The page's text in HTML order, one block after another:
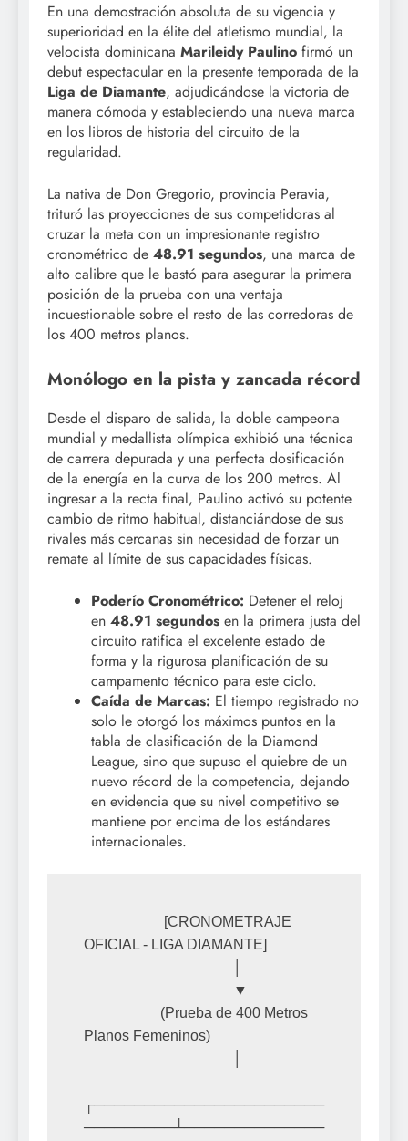
En una demostración absoluta de su vigencia y
superioridad en la élite del atletismo mundial, la
velocista dominicana Marileidy Paulino firmó un
debut espectacular en la presente temporada de la
Liga de Diamante, adjudicándose la victoria de
manera cómoda y estableciendo una nueva marca
en los libros de historia del circuito de la
regularidad.
La nativa de Don Gregorio, provincia Peravia,
trituró las proyecciones de sus competidoras al
cruzar la meta con un impresionante registro
cronométrico de 48.91 segundos, una marca de
alto calibre que le bastó para asegurar la primera
posición de la prueba con una ventaja
incuestionable sobre el resto de las corredoras de
los 400 metros planos.
Monólogo en la pista y zancada récord
Desde el disparo de salida, la doble campeona
mundial y medallista olímpica exhibió una técnica
de carrera depurada y una perfecta dosificación
de la energía en la curva de los 200 metros. Al
ingresar a la recta final, Paulino activó su potente
cambio de ritmo habitual, distanciándose de sus
rivales más cercanas sin necesidad de forzar un
remate al límite de sus capacidades físicas.
Poderío Cronométrico: Detener el reloj
en 48.91 segundos en la primera justa del
circuito ratifica el excelente estado de
forma y la rigurosa planificación de su
campamento técnico para este ciclo.
Caída de Marcas: El tiempo registrado no
solo le otorgó los máximos puntos en la
tabla de clasificación de la Diamond
League, sino que supuso el quiebre de un
nuevo récord de la competencia, dejando
en evidencia que su nivel competitivo se
mantiene por encima de los estándares
internacionales.
OFICIAL - LIGA DIAMANTE]
Planos Femeninos)
┌───────────────────────
─────────┴──────────────